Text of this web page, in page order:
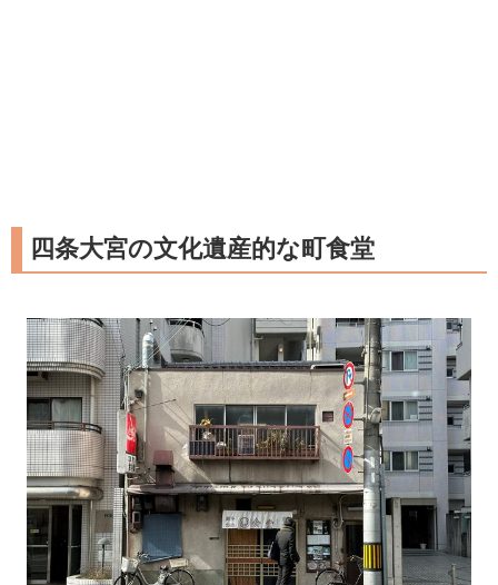
四条大宮の文化遺産的な町食堂